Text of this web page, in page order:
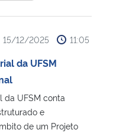
15/12/2025 11:05
da UFSM
da UFSM conta
e
de um Projeto